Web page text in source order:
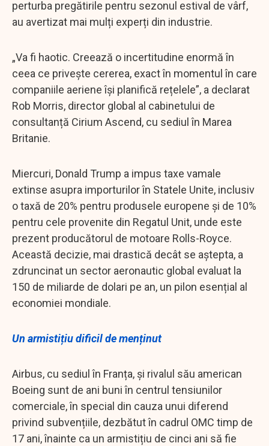
perturba pregătirile pentru sezonul estival de vârf,
au avertizat mai mulți experți din industrie.
„Va fi haotic. Creează o incertitudine enormă în
ceea ce privește cererea, exact în momentul în care
companiile aeriene își planifică rețelele”, a declarat
Rob Morris, director global al cabinetului de
consultanță Cirium Ascend, cu sediul în Marea
Britanie.
Miercuri, Donald Trump a impus taxe vamale
extinse asupra importurilor în Statele Unite, inclusiv
o taxă de 20% pentru produsele europene și de 10%
pentru cele provenite din Regatul Unit, unde este
prezent producătorul de motoare Rolls-Royce.
Această decizie, mai drastică decât se aștepta, a
zdruncinat un sector aeronautic global evaluat la
150 de miliarde de dolari pe an, un pilon esențial al
economiei mondiale.
Un armistițiu dificil de menținut
Airbus, cu sediul în Franța, și rivalul său american
Boeing sunt de ani buni în centrul tensiunilor
comerciale, în special din cauza unui diferend
privind subvențiile, dezbătut în cadrul OMC timp de
17 ani, înainte ca un armistițiu de cinci ani să fie